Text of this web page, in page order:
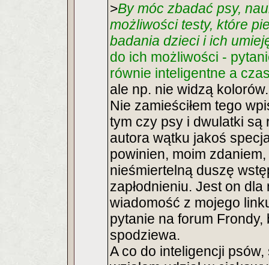
>By móc zbadać psy,
możliwości testy, które
badania dzieci i ich
do ich możliwości -
równie inteligentne a
ale np. nie widzą kolorów.
Nie zamieściłem tego
tym czy psy i dwulatki są
autora wątku jakoś
powinien, moim
nieśmiertelną duszę
zapłodnieniu. Jest on
wiadomość z mojego
pytanie na forum
spodziewa.
A co do inteligencji